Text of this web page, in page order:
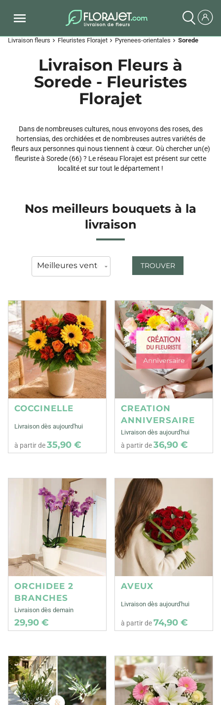
Livraison fleurs chevron_right Fleuristes Florajet chevron_right Pyrenees-orientales chevron_right Sorede
Livraison Fleurs à
Sorede - Fleuristes
Florajet
Dans de nombreuses cultures, nous envoyons des roses, des
hortensias, des orchidées et de nombreuses autres variétés de
fleurs aux personnes qui nous tiennent à cœur. Où chercher un(e)
fleuriste à Sorede (66) ? Le réseau Florajet est présent sur cette
localité et sur tout le département !
Nos meilleurs bouquets à la
livraison
TROUVER
COCCINELLE
Livraison dès aujourd'hui
à partir de35,90 €
CREATION
ANNIVERSAIRE
Livraison dès aujourd'hui
à partir de36,90 €
ORCHIDEE 2
BRANCHES
Livraison dès demain
29,90 €
AVEUX
Livraison dès aujourd'hui
à partir de74,90 €